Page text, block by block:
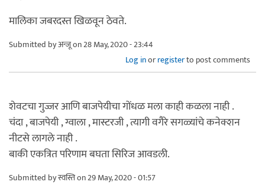
मालिका जबरदस्त खिळवून ठेवते.
Submitted byअन्जूon 28 May, 2020 - 23:44
Log inorregisterto post comments
शेवटचा गुज्जर आणि बाजपेयीचा गोंधळ मला काही कळला नाही .
चंदा , बाजपेयी , ग्वाला , मास्टरजी , त्यागी वगैरे सगळ्यांचे कनेक्शन
नीटसे लागले नाही .
बाकी एकत्रित परिणाम बघता सिरिज आवडली.
Submitted byस्वस्तिon 29 May, 2020 - 01:57